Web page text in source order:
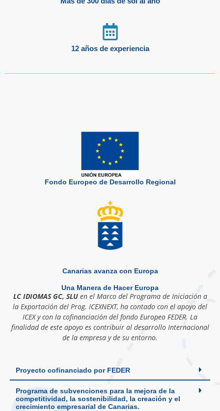
12 años de experiencia
Fondo Europeo de Desarrollo Regional
Canarias avanza con Europa
Una Manera de Hacer Europa
LC IDIOMAS GC, SLUen el Marco del Programa de Iniciación a
la Exportación del Prog. ICEXNEXT, ha contado con el apoyo del
ICEX y con la cofinanciación del fondo Europeo FEDER. La
finalidad de este apoyo es contribuir al desarrollo Internacional
de la empresa y de su entorno.
Proyecto cofinanciado por FEDER
Programa de subvenciones para la mejora de la
competitividad, la sostenibilidad, la creación y el
crecimiento empresarial de Canarias.